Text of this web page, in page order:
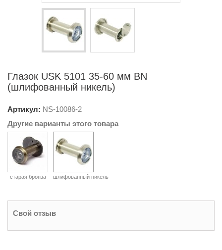
Глазок USK 5101 35-60 мм BN
(шлифованный никель)
Артикул: NS-10086-2
Другие варианты этого товара
старая бронза шлифованный никель
Свой отзыв